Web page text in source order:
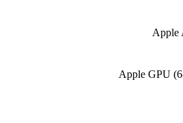
Apple
Apple GPU